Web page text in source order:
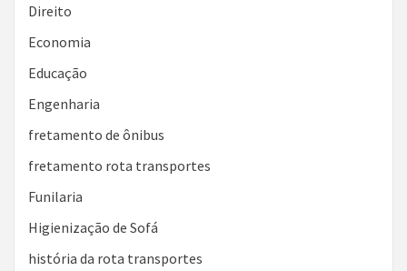
Direito
Economia
Educação
Engenharia
fretamento de ônibus
fretamento rota transportes
Funilaria
Higienização de Sofá
história da rota transportes